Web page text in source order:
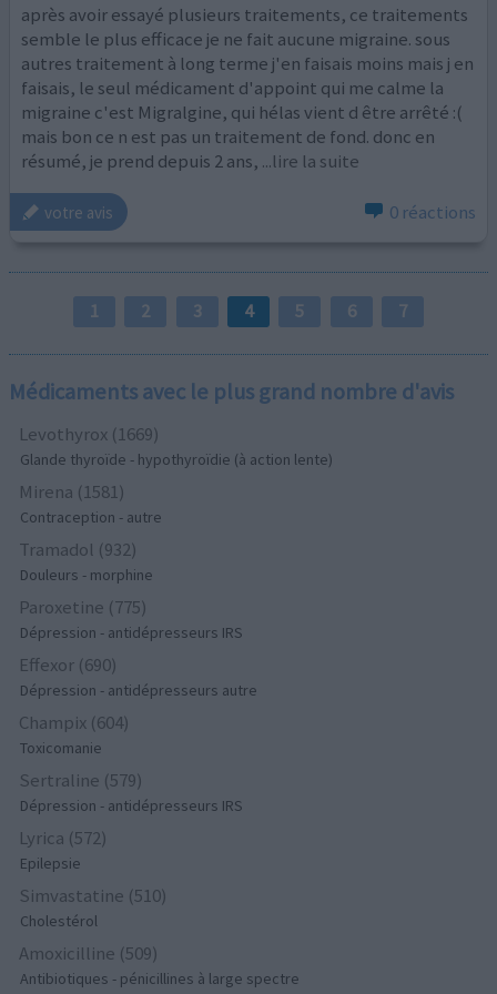
après avoir essayé plusieurs traitements, ce traitements
semble le plus efficace je ne fait aucune migraine. sous
autres traitement à long terme j'en faisais moins mais j en
faisais, le seul médicament d'appoint qui me calme la
migraine c'est Migralgine, qui hélas vient d être arrêté :(
mais bon ce n est pas un traitement de fond. donc en
résumé, je prend depuis 2 ans, ...lire la suite
votre avis 0 réactions
1 2 3 4 5 6 7
Médicaments avec le plus grand nombre d'avis
Levothyrox (1669)
Glande thyroïde - hypothyroïdie (à action lente)
Mirena (1581)
Contraception - autre
Tramadol (932)
Douleurs - morphine
Paroxetine (775)
Dépression - antidépresseurs IRS
Effexor (690)
Dépression - antidépresseurs autre
Champix (604)
Toxicomanie
Sertraline (579)
Dépression - antidépresseurs IRS
Lyrica (572)
Epilepsie
Simvastatine (510)
Cholestérol
Amoxicilline (509)
Antibiotiques - pénicillines à large spectre